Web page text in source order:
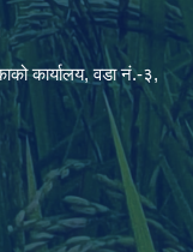
कार्यालय, वडा नं.-३,